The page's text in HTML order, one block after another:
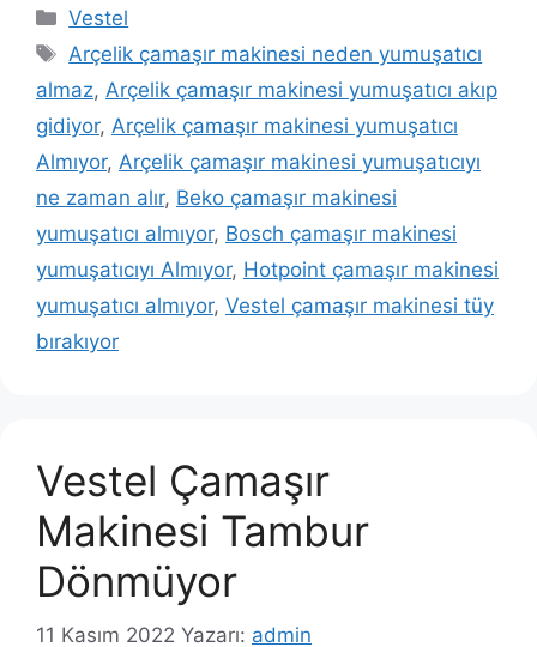
Kategoriler
Vestel
Etiketler
Arçelik çamaşır makinesi neden yumuşatıcı
almaz, Arçelik çamaşır makinesi yumuşatıcı akıp
gidiyor, Arçelik çamaşır makinesi yumuşatıcı
Almıyor, Arçelik çamaşır makinesi yumuşatıcıyı
ne zaman alır, Beko çamaşır makinesi
yumuşatıcı almıyor, Bosch çamaşır makinesi
yumuşatıcıyı Almıyor, Hotpoint çamaşır makinesi
yumuşatıcı almıyor, Vestel çamaşır makinesi tüy
bırakıyor
Vestel Çamaşır
Makinesi Tambur
Dönmüyor
11 Kasım 2022 Yazarı: admin